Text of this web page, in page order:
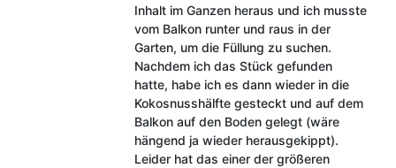
Inhalt im Ganzen heraus und ich musste
vom Balkon runter und raus in der
Garten, um die Füllung zu suchen.
Nachdem ich das Stück gefunden
hatte, habe ich es dann wieder in die
Kokosnusshälfte gesteckt und auf dem
Balkon auf den Boden gelegt (wäre
hängend ja wieder herausgekippt).
Leider hat das einer der größeren